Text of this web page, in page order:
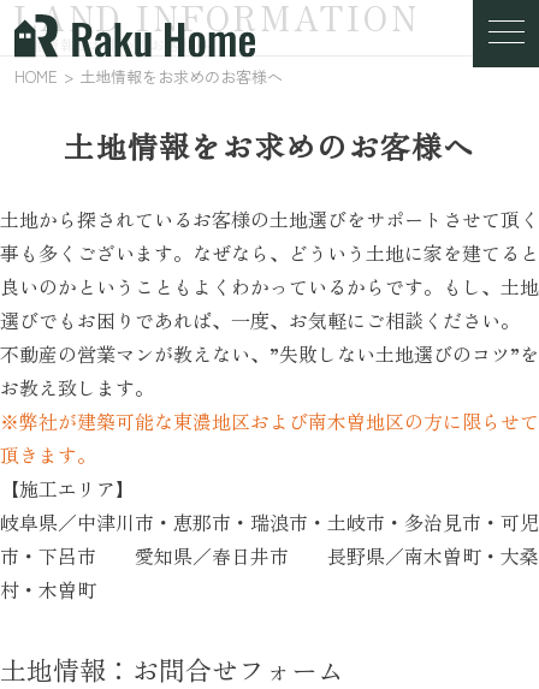
土地情報をお求めのお客様へ
LAND INFORMATION
HOME 土地情報をお求めのお客様へ
土地情報をお求めのお客様へ
土地から探されているお客様の土地選びをサポートさせて頂く
事も多くございます。なぜなら、どういう土地に家を建てると
良いのかということもよくわかっているからです。もし、土地
選びでもお困りであれば、一度、お気軽にご相談ください。
不動産の営業マンが教えない、”失敗しない土地選びのコツ”を
お教え致します。
※弊社が建築可能な東濃地区および南木曽地区の方に限らせて
頂きます。
【施工エリア】
岐阜県／中津川市・恵那市・瑞浪市・土岐市・多治見市・可児
市・下呂市 愛知県／春日井市 長野県／南木曽町・大桑
村・木曽町
土地情報：お問合せフォーム